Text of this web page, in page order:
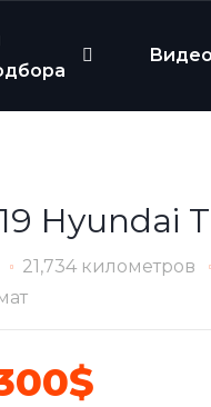
Hyundai
21,734 километров